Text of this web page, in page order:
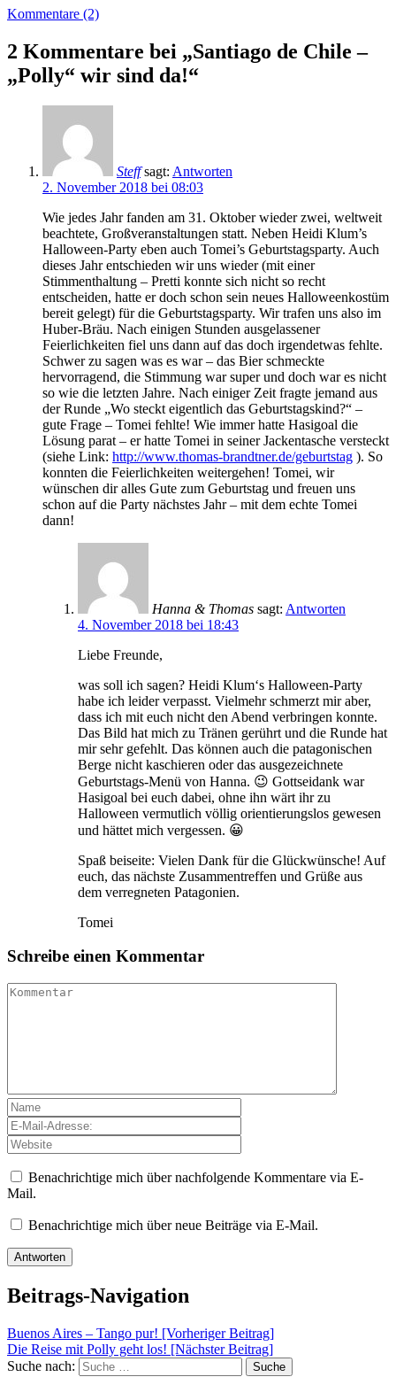
Kommentare (2)
2 Kommentare bei „Santiago de Chile –
„Polly“ wir sind da!“
Steff sagt: Antworten
2. November 2018 bei 08:03
Wie jedes Jahr fanden am 31. Oktober wieder zwei, weltweit
beachtete, Großveranstaltungen statt. Neben Heidi Klum’s
Halloween-Party eben auch Tomei’s Geburtstagsparty. Auch
dieses Jahr entschieden wir uns wieder (mit einer
Stimmenthaltung – Pretti konnte sich nicht so recht
entscheiden, hatte er doch schon sein neues Halloweenkostüm
bereit gelegt) für die Geburtstagsparty. Wir trafen uns also im
Huber-Bräu. Nach einigen Stunden ausgelassener
Feierlichkeiten fiel uns dann auf das doch irgendetwas fehlte.
Schwer zu sagen was es war – das Bier schmeckte
hervorragend, die Stimmung war super und doch war es nicht
so wie die letzten Jahre. Nach einiger Zeit fragte jemand aus
der Runde „Wo steckt eigentlich das Geburtstagskind?“ –
gute Frage – Tomei fehlte! Wie immer hatte Hasigoal die
Lösung parat – er hatte Tomei in seiner Jackentasche versteckt
(siehe Link: http://www.thomas-brandtner.de/geburtstag ). So
konnten die Feierlichkeiten weitergehen! Tomei, wir
wünschen dir alles Gute zum Geburtstag und freuen uns
schon auf die Party nächstes Jahr – mit dem echte Tomei
dann!
Hanna & Thomas sagt: Antworten
4. November 2018 bei 18:43
Liebe Freunde,
was soll ich sagen? Heidi Klum‘s Halloween-Party
habe ich leider verpasst. Vielmehr schmerzt mir aber,
dass ich mit euch nicht den Abend verbringen konnte.
Das Bild hat mich zu Tränen gerührt und die Runde hat
mir sehr gefehlt. Das können auch die patagonischen
Berge nicht kaschieren oder das ausgezeichnete
Geburtstags-Menü von Hanna. 😉 Gottseidank war
Hasigoal bei euch dabei, ohne ihn wärt ihr zu
Halloween vermutlich völlig orientierungslos gewesen
und hättet mich vergessen. 😀
Spaß beiseite: Vielen Dank für die Glückwünsche! Auf
euch, das nächste Zusammentreffen und Grüße aus
dem verregneten Patagonien.
Tomei
Schreibe einen Kommentar
Benachrichtige mich über nachfolgende Kommentare via E-
Mail.
Benachrichtige mich über neue Beiträge via E-Mail.
Beitrags-Navigation
Buenos Aires – Tango pur! [Vorheriger Beitrag]
Die Reise mit Polly geht los! [Nächster Beitrag]
Suche nach:
Suche